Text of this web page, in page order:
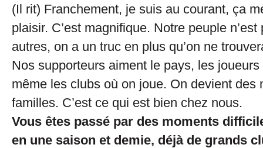
(Il rit) Franchement, je suis au courant, ça
plaisir. C’est magnifique. Notre peuple
autres, on a un truc en plus qu’on ne
Nos supporteurs aiment le pays, les
même les clubs où on joue. On devient des
familles. C’est ce qui est bien chez nous.
Vous êtes passé par des moments
en une saison et demie, déjà de grands